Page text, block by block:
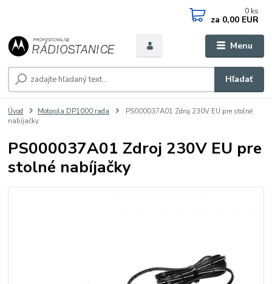
Menu
Hľadať
0 ks
za 0,00 EUR
Úvod Motorola DP1000 rada
PS000037A01 Zdroj 230V EU pre stolné
nabíjačky
PS000037A01 Zdroj 230V EU pre
stolné nabíjačky